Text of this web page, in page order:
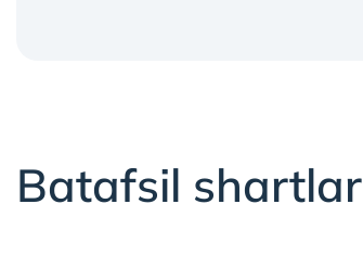
Batafsil shartlar